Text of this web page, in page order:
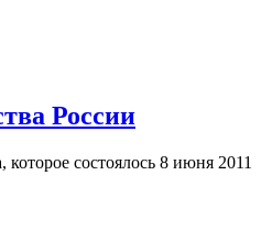
России
состоялось 8 июня 2011